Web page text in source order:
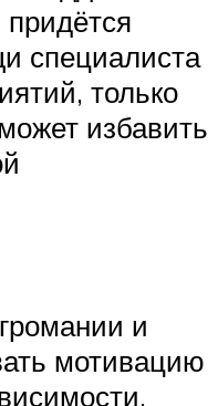
специалиста
только
избавить
и
мотивацию